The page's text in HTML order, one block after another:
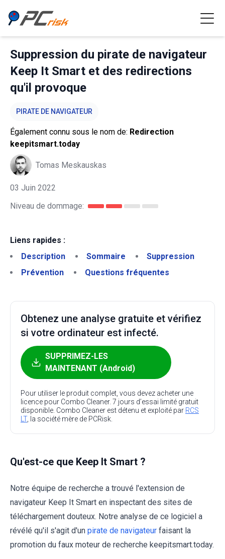
Suppression du pirate de navigateur
Keep It Smart et des redirections
qu'il provoque
PIRATE DE NAVIGATEUR
Également connu sous le nom de: Redirection
keepitsmart.today
Tomas Meskauskas
03 Juin 2022
Niveau de dommage:
Liens rapides :
Description
Sommaire
Suppression
Prévention
Questions fréquentes
Obtenez une analyse gratuite et vérifiez
si votre ordinateur est infecté.
SUPPRIMEZ-LES
MAINTENANT (Android)
Pour utiliser le produit complet, vous devez acheter une
licence pour Combo Cleaner. 7 jours d’essai limité gratuit
disponible. Combo Cleaner est détenu et exploité par RCS
LT, la société mère de PCRisk.
Qu'est-ce que Keep It Smart ?
Notre équipe de recherche a trouvé l'extension de
navigateur Keep It Smart en inspectant des sites de
téléchargement douteux. Notre analyse de ce logiciel a
révélé qu'il s'agit d'un pirate de navigateur faisant la
promotion du faux moteur de recherche keepitsmart.today.